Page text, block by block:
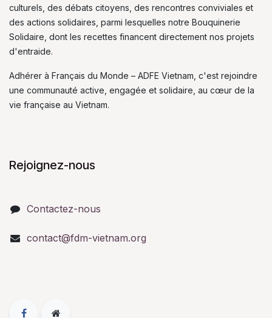
culturels, des débats citoyens, des rencontres conviviales et
des actions solidaires, parmi lesquelles notre Bouquinerie
Solidaire, dont les recettes financent directement nos projets
d'entraide.
Adhérer à Français du Monde – ADFE Vietnam, c'est rejoindre
une communauté active, engagée et solidaire, au cœur de la
vie française au Vietnam.
Rejoignez-nous
Contactez-nous
contact@fdm-vietnam.org